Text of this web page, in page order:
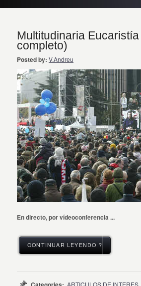
Multitudinaria
completo)
Posted by: V.Andreu
En directo, por vídeoconferencia ...
CONTINUAR LEYENDO ?
ARTICULOS DE INTERES,